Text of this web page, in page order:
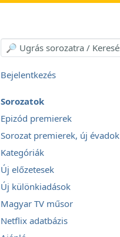
Bejelentkezés
Sorozatok
Epizód premierek
Sorozat premierek, új évadok
Kategóriák
Új előzetesek
Új különkiadások
Magyar TV műsor
Netflix adatbázis